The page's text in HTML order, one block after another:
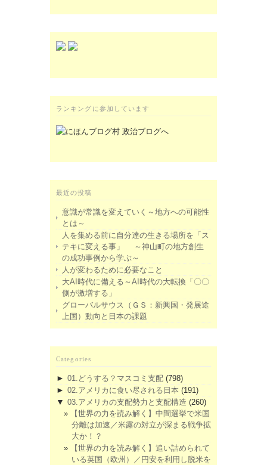
ランキングに参加しています
最近の投稿
意識が常識を変えていく～地方への可能性
とは～
人を集める前に自分達の生きる場所を「ス
テキに変える事」 ～神山町の地方創生
の成功事例から学ぶ～
人が変わるために必要なこと
大AI時代に備える～AI時代の大転換「〇〇
側が激増する」
グローバルサウス（ＧＳ：新興国・発展途
上国）動向と日本の課題
Categories
► 01.どうする？マスコミ支配 (798)
► 02.アメリカに食い尽される日本 (191)
▼ 03.アメリカの支配勢力と支配構造 (260)
【世界の力を読み解く】中間選挙で米国
分離は加速／米露の対立が深まる戦争拡
大か！？
【世界の力を読み解く】追い詰められて
いる英国（欧州）／円安を利用し脱米を